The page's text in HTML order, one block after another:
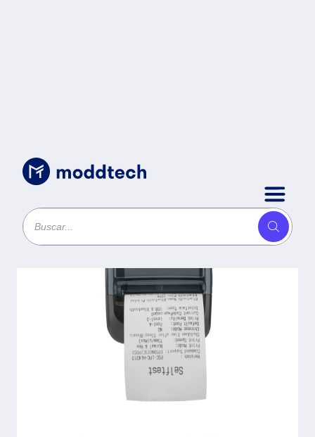
Sin categoría/QIAN IMPRESORA TERMICA
CUBIERTA PROTECTORA, MOD.
QOP-T58UB-RP